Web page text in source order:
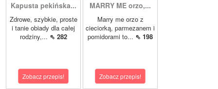
Kapusta pekińska...
Zdrowe, szybkie, proste
i tanie obiady dla całej
rodziny,... ⇖ 282
Zobacz przepis!
MARRY ME orzo,...
Marry me orzo z
cieciorką, parmezanem i
pomidorami to... ⇖ 198
Zobacz przepis!